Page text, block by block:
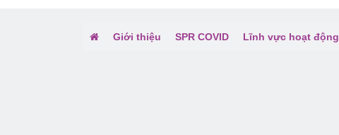
Giới thiệu SPR COVID Lĩnh vực hoạt động